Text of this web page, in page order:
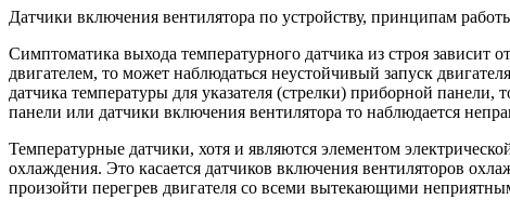
Датчики включения вентилятора по устройству, принципам
Симптоматика выхода температурного датчика из строя
двигателем, то может наблюдаться неустойчивый запуск
датчика температуры для указателя (стрелки) приборной
панели или датчики включения вентилятора то наблюдается
Температурные датчики, хотя и являются элементом
охлаждения. Это касается датчиков включения вентиляторов
произойти перегрев двигателя со всеми вытекающими